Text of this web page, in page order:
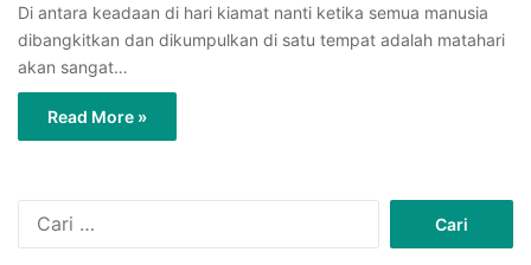
Di antara keadaan di hari kiamat nanti ketika semua manusia
dibangkitkan dan dikumpulkan di satu tempat adalah matahari
akan sangat…
Read More »